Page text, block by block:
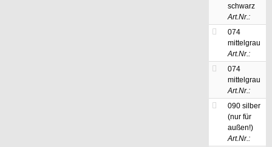
schwarz
Art.Nr.:
074
mittelgrau
Art.Nr.:
074
mittelgrau
Art.Nr.:
090 silber
(nur für
außen!)
Art.Nr.: